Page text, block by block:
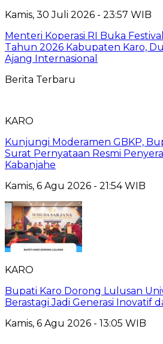
Kamis, 30 Juli 2026 - 23:57 WIB
Menteri Koperasi RI Buka
Tahun 2026 Kabupaten Karo,
Ajang Internasional
Berita Terbaru
KARO
Kunjungi Moderamen GBKP,
Surat Pernyataan Resmi
Kabanjahe
Kamis, 6 Agu 2026 - 21:54 WIB
KARO
Bupati Karo Dorong Lulusan
Berastagi Jadi Generasi Inovatif
Kamis, 6 Agu 2026 - 13:05 WIB